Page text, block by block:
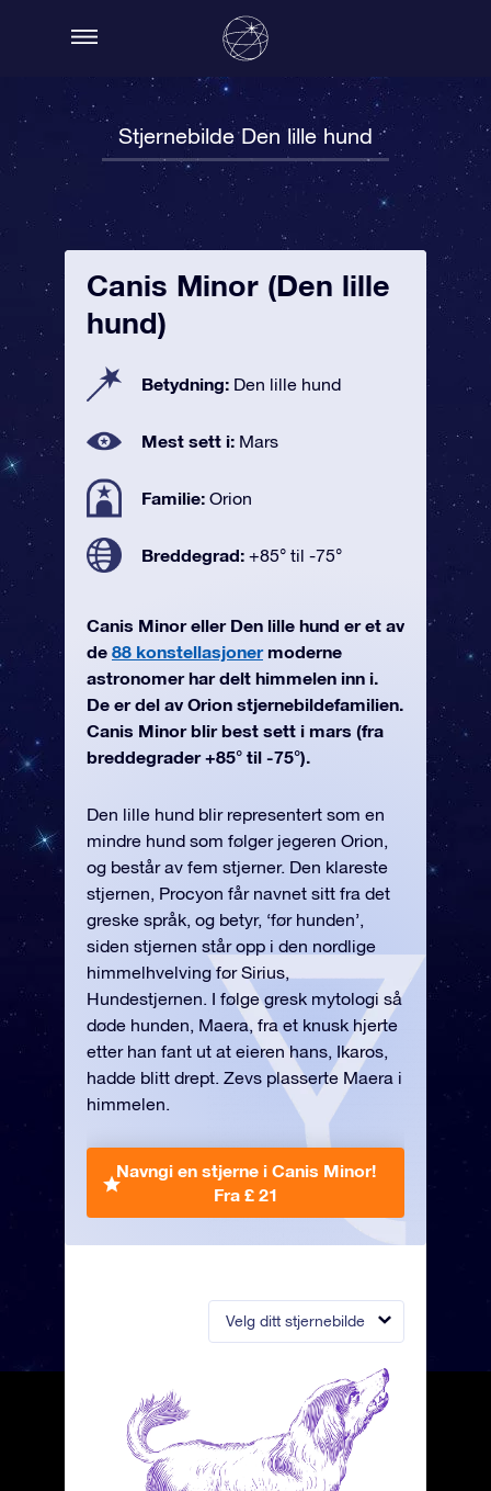
Stjernebilde Den lille hund
Velg ditt stjernebilde
Canis Minor (Den lille
hund)
Betydning: Den lille hund
Mest sett i: Mars
Familie: Orion
Breddegrad: +85° til -75°
Canis Minor eller Den lille hund er et av
de 88 konstellasjonermoderne
astronomer har delt himmelen inn i.
De er del av Orion stjernebildefamilien.
Canis Minor blir best sett i mars (fra
breddegrader +85° til -75°).
Den lille hund blir representert som en
mindre hund som følger jegeren Orion,
og består av fem stjerner. Den klareste
stjernen, Procyon får navnet sitt fra det
greske språk, og betyr, ‘før hunden’,
siden stjernen står opp i den nordlige
himmelhvelving før Sirius,
Hundestjernen. I følge gresk mytologi så
døde hunden, Maera, fra et knusk hjerte
etter han fant ut at eieren hans, Ikaros,
hadde blitt drept. Zevs plasserte Maera i
himmelen.
Navngi en stjerne i Canis Minor!
Fra £ 21